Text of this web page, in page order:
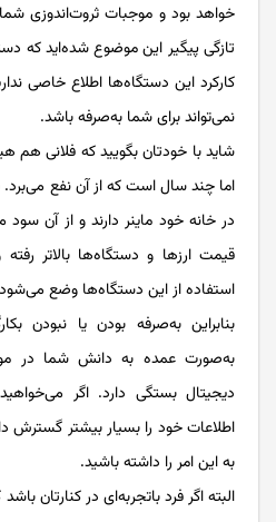
خواهد بود و موجبات ثروت‌اندوزی شما
تازگی پیگیر این موضوع شده‌اید که
کارکرد این دستگاه‌ها اطلاع خاصی
نمی‌تواند برای شما به‌صرفه باشد.
شاید با خودتان بگویید که فلانی هم
اما چند سال است که از آن نفع می‌برد.
در خانه خود ماینر دارند و از آن سود
قیمت ارزها و دستگاه‌ها بالاتر
استفاده از این دستگاه‌ها وضع
بنابراین به‌صرفه بودن یا نبودن
به‌صورت عمده به دانش شما در
دیجیتال بستگی دارد. اگر
اطلاعات خود را بسیار بیشتر گسترش
به این امر را داشته باشید.
البته اگر فرد باتجربه‌ای در کنارتان